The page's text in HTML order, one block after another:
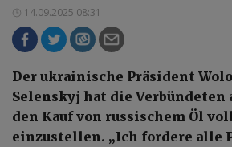
14.09.2025 08:31
Der ukrainische Präsident
Selenskyj hat die Verbündeten
den Kauf von russischem Öl
einzustellen. „Ich fordere alle